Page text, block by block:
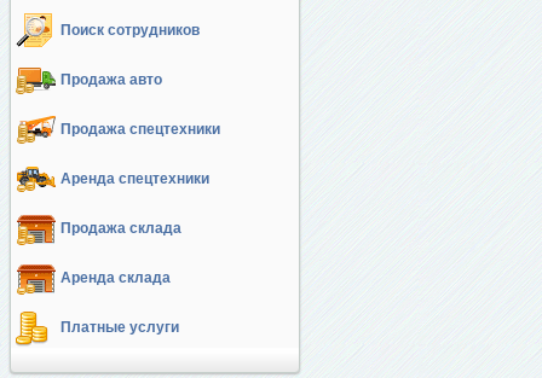
Поиск сотрудников
Продажа авто
Продажа спецтехники
Аренда спецтехники
Продажа склада
Аренда склада
Платные услуги